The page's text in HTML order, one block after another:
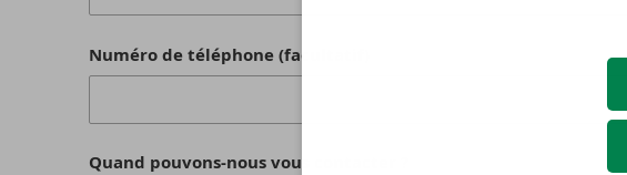
Numéro de téléphone (facultatif)
Quand pouvons-nous vous contacter ?